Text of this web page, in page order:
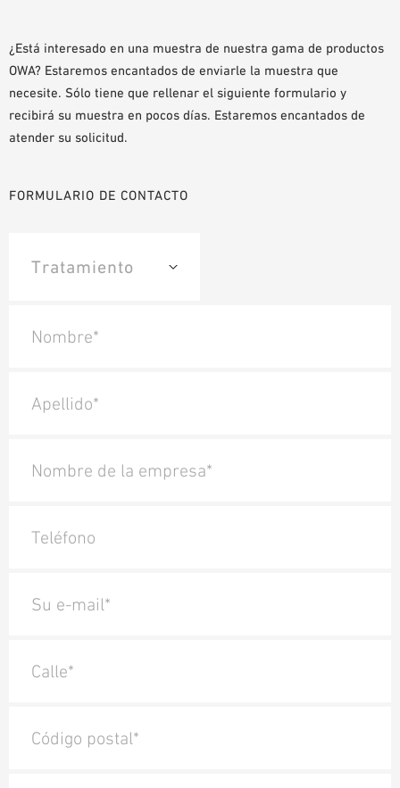
BIBLIOTECA BIM/REVIT
VÍDEOS
PEDIDO DE MUESTRAS
¿Está interesado en una muestra de nuestra gama de productos
OWA? Estaremos encantados de enviarle la muestra que
necesite. Sólo tiene que rellenar el siguiente formulario y
recibirá su muestra en pocos días. Estaremos encantados de
atender su solicitud.
FORMULARIO DE CONTACTO
Nombre*
Apellido*
Nombre de la empresa*
Teléfono
Su e-mail*
Calle*
Código postal*